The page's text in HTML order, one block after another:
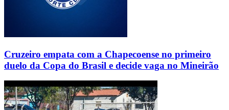
Cruzeiro empata com a Chapecoense no primeiro
duelo da Copa do Brasil e decide vaga no Mineirão